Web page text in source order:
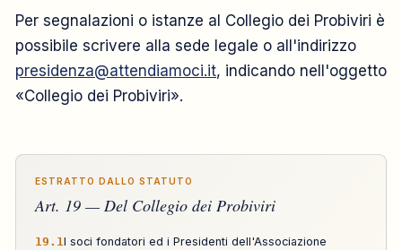
Per segnalazioni o istanze al Collegio dei Probiviri è
possibile scrivere alla sede legale o all'indirizzo
presidenza@attendiamoci.it, indicando nell'oggetto
«Collegio dei Probiviri».
ESTRATTO DALLO STATUTO
Art. 19 — Del Collegio dei Probiviri
19.1I soci fondatori ed i Presidenti dell'Associazione